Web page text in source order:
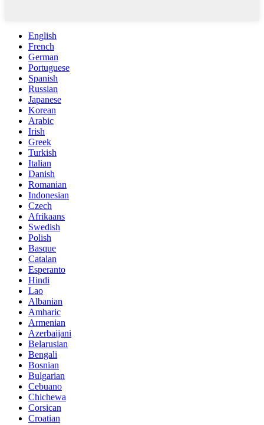
English
French
German
Portuguese
Spanish
Russian
Japanese
Korean
Arabic
Irish
Greek
Turkish
Italian
Danish
Romanian
Indonesian
Czech
Afrikaans
Swedish
Polish
Basque
Catalan
Esperanto
Hindi
Lao
Albanian
Amharic
Armenian
Azerbaijani
Belarusian
Bengali
Bosnian
Bulgarian
Cebuano
Chichewa
Corsican
Croatian